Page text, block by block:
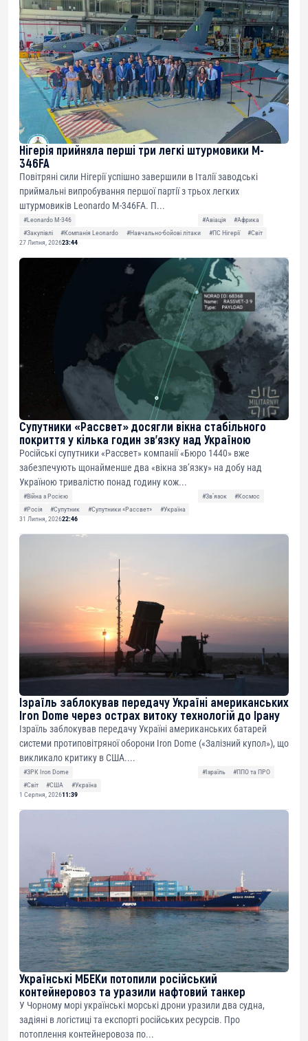
Нігерія прийняла перші три легкі штурмовики M-
346FA
Повітряні сили Нігерії успішно завершили в Італії заводські
приймальні випробування першої партії з трьох легких
штурмовиків Leonardo M-346FA. П...
#Leonardo M-346 #Авіація
#Африка
#Закупівлі
#Компанія Leonardo #Навчально-бойові літаки #ПС Нігерії
#Світ
27 Липня, 202623:44
Супутники «Рассвет» досягли вікна стабільного
покриття у кілька годин зв’язку над Україною
Російські супутники «Рассвет» компанії «Бюро 1440» вже
забезпечують щонайменше два «вікна зв’язку» на добу над
Україною тривалістю понад годину кож...
#Війна з Росією #Звʼязок
#Космос
#Росія
#Супутник #Супутники «Рассвет»
#Україна
31 Липня, 202622:46
Ізраїль заблокував передачу Україні американських
Iron Dome через острах витоку технологій до Ірану
Ізраїль заблокував передачу Україні американських батарей
системи протиповітряної оборони Iron Dome («Залізний купол»), що
викликало критику в США....
#ЗРК Iron Dome #Ізраїль
#ППО та ПРО
#Світ
#США
#Україна
1 Серпня, 202611:39
Українські МБЕКи потопили російський
контейнеровоз та уразили нафтовий танкер
У Чорному морі українські морські дрони уразили два судна,
задіяні в логістиці та експорті російських ресурсів. Про
потоплення контейнеровоза по...